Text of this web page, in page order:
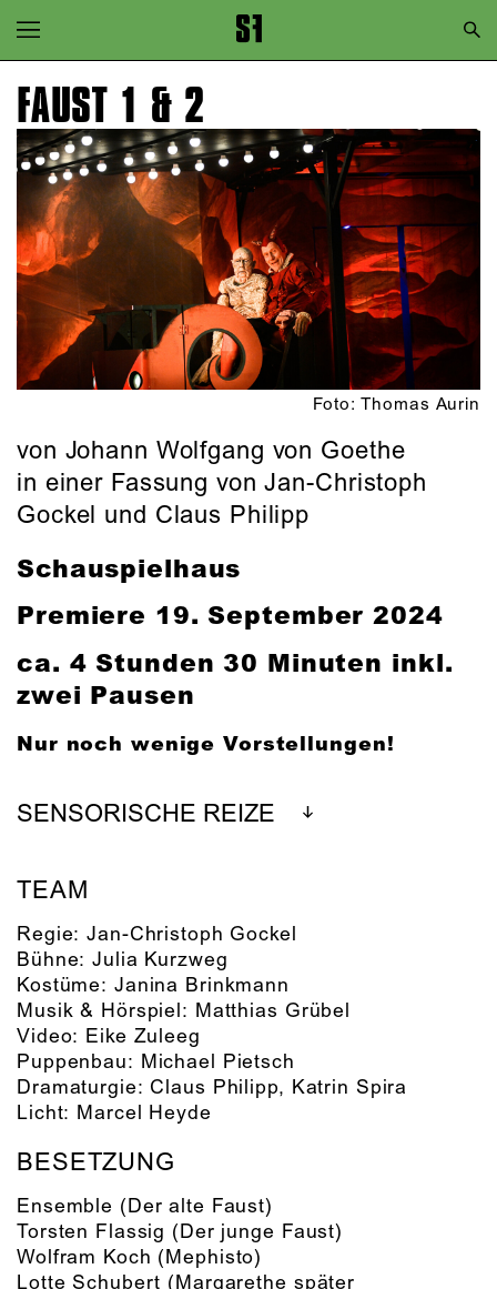
Zur Hauptnavigation springen
Zum Hauptinhalt springen
Zum Footer springen
FAUST 1 & 2
Foto: Thomas Aurin
von Johann Wolfgang von Goethe
in einer Fassung von Jan-Christoph
Gockel und Claus Philipp
Schauspielhaus
Premiere 19. September 2024
ca. 4 Stunden 30 Minuten inkl.
zwei Pausen
Nur noch wenige Vorstellungen!
SENSORISCHE REIZE
TEAM
Regie:Jan-Christoph Gockel
Bühne:Julia Kurzweg
Kostüme: Janina Brinkmann
Musik & Hörspiel: Matthias Grübel
Video: Eike Zuleeg
Puppenbau: Michael Pietsch
Dramaturgie: Claus Philipp, Katrin Spira
Licht: Marcel Heyde
BESETZUNG
Ensemble (Der alte Faust)
Torsten Flassig (Der junge Faust)
Wolfram Koch (Mephisto)
Lotte Schubert (Margarethe später